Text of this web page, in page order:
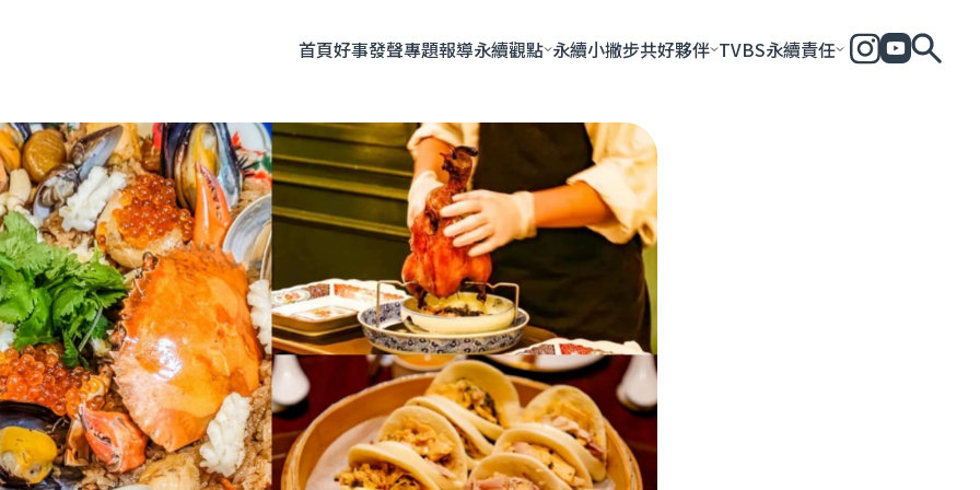
首頁好事發聲專題報導永續觀點 永續小撇步共好夥伴 TVBS永續責任
企劃 人物專訪 友善飲食 時尚美妝 永續生活 永續加
全部 永續城市
全部 永續影響力報告